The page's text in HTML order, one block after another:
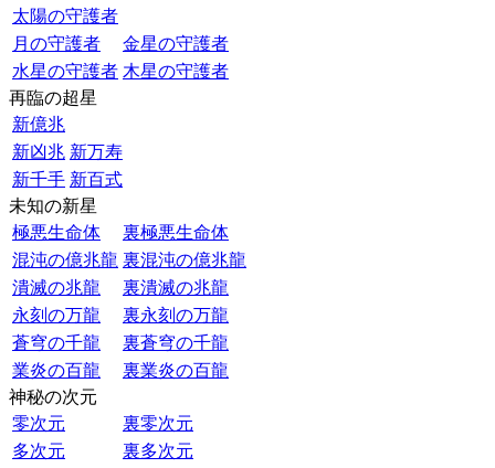
太陽の守護者
月の守護者
金星の守護者
水星の守護者 木星の守護者
再臨の超星
新億兆
新凶兆 新万寿
新千手 新百式
未知の新星
極悪生命体
裏極悪生命体
混沌の億兆龍 裏混沌の億兆龍
潰滅の兆龍
裏潰滅の兆龍
永刻の万龍
裏永刻の万龍
蒼穹の千龍
裏蒼穹の千龍
業炎の百龍
裏業炎の百龍
神秘の次元
零次元
裏零次元
多次元
裏多次元